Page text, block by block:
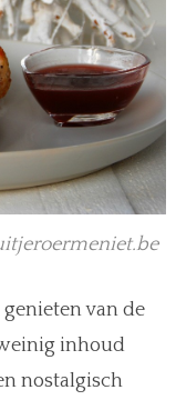
van de
inhoud
nostalgisch